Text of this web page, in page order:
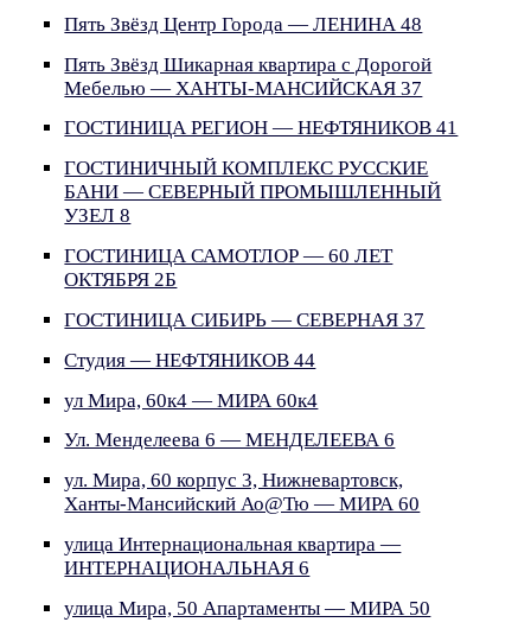
Пять Звёзд Центр Города — ЛЕНИНА 48
Пять Звёзд Шикарная квартира с Дорогой
Мебелью — ХАНТЫ-МАНСИЙСКАЯ 37
ГОСТИНИЦА РЕГИОН — НЕФТЯНИКОВ 41
ГОСТИНИЧНЫЙ КОМПЛЕКС РУССКИЕ
БАНИ — СЕВЕРНЫЙ ПРОМЫШЛЕННЫЙ
УЗЕЛ 8
ГОСТИНИЦА САМОТЛОР — 60 ЛЕТ
ОКТЯБРЯ 2Б
ГОСТИНИЦА СИБИРЬ — СЕВЕРНАЯ 37
Студия — НЕФТЯНИКОВ 44
ул Мира, 60к4 — МИРА 60к4
Ул. Менделеева 6 — МЕНДЕЛЕЕВА 6
ул. Мира, 60 корпус 3, Нижневартовск,
Ханты-Мансийский Ао@Тю — МИРА 60
улица Интернациональная квартира —
ИНТЕРНАЦИОНАЛЬНАЯ 6
улица Мира, 50 Апартаменты — МИРА 50